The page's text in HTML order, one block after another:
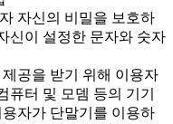
자신의 비밀을 보호하
신이 설정한 문자와 숫자
공을 받기 위해 이용자
퓨터 및 모뎀 등의 기기
자가 단말기를 이용하